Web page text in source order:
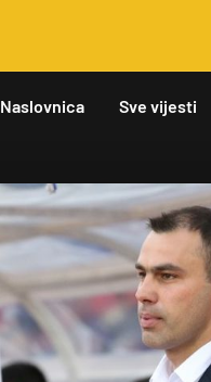
Naslovnica Sve vijesti